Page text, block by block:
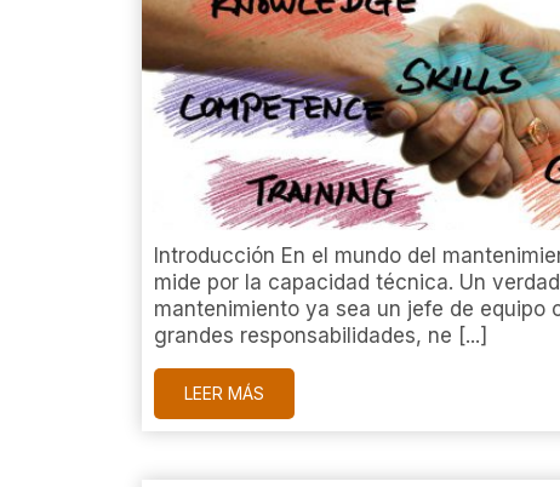
Introducción En el mundo del
mide por la capacidad técnica. Un
mantenimiento ya sea un jefe de equipo
grandes responsabilidades, ne [...]
LEER MÁS